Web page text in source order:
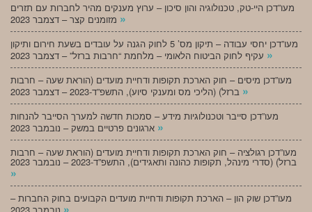
מעו”דכן היי-טק, טכנולוגיה והון סיכון – ערוץ מענקים מהיר לחברות עם תזרים
»
מעו”דכן יחסי עבודה – תיקון מס’ 5 לחוק הגנה על עובדים בשעת חירום ותיקון
»
מעו”דכן מיסים – חוק הארכת תקופות ודחיית מועדים (הוראת שעה – חרבות
»
מעו”דכן סייבר וטכנולוגיות מידע – סמכות חדשה למערך הסייבר להנחות
»
מעו”דכן רגולציה – חוק הארכת תקופות ודחיית מועדים (הוראת שעה – חרבות
ברזל) (סדרי מינהל, תקופות כהונה ותאגידים), התשפ”ד-2023 – נובמבר 2023
»
מעו”דכן שוק הון – הארכת תקופות ודחיית מועדים הקבועים בחוק החברות –